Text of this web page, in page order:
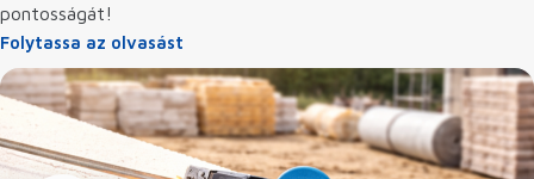
pontosságát!
Folytassa az olvasást